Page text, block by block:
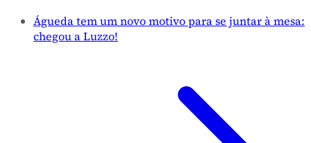
Águeda tem um novo motivo para se juntar à mesa:
chegou a Luzzo!